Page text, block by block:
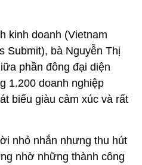
kinh doanh (Vietnam
Submit), bà Nguyễn Thị
phần đông đại diện
1.200 doanh nghiệp
biểu giàu cảm xúc và rất
nhỏ nhắn nhưng thu hút
nhờ những thành công